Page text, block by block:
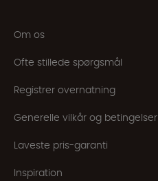
Om os
Ofte stillede spørgsmål
Registrer overnatning
Generelle vilkår og betingelser
Laveste pris-garanti
Inspiration